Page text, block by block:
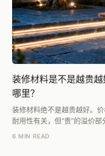
装修材料是不是越贵
哪里？
装修材料绝不是越贵越好。
耐用性有关，但“贵”的溢价
6 MIN READ